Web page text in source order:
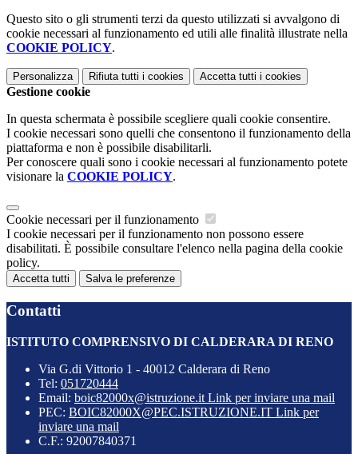
Questo sito o gli strumenti terzi da questo utilizzati si avvalgono di
cookie necessari al funzionamento ed utili alle finalità illustrate nella
COOKIE POLICY.
Personalizza Rifiuta tutti i cookies Accetta tutti i cookies
Gestione cookie
In questa schermata è possibile scegliere quali cookie consentire.
I cookie necessari sono quelli che consentono il funzionamento della
piattaforma e non è possibile disabilitarli.
Per conoscere quali sono i cookie necessari al funzionamento potete
visionare la COOKIE POLICY.
Cookie necessari per il funzionamento
I cookie necessari per il funzionamento non possono essere
disabilitati. È possibile consultare l'elenco nella pagina della cookie
policy.
Accetta tutti Salva le preferenze
Contatti
ISTITUTO COMPRENSIVO DI CALDERARA DI RENO
Via G.di Vittorio 1 - 40012 Calderara di Reno
Tel: 051720444
Email: boic82000x@istruzione.it Link per inviare una mail
PEC: BOIC82000X@PEC.ISTRUZIONE.IT Link per
inviare una mail
C.F.: 92007840371